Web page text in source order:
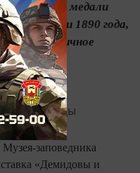
XVIII века, медали
выставки 1890 года,
которых личное
заповедника
«Демидовы и